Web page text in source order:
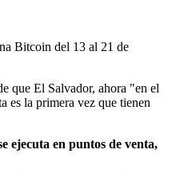
Bitcoin del 13 al 21 de
que El Salvador, ahora "en el
es la primera vez que tienen
ejecuta en puntos de venta,